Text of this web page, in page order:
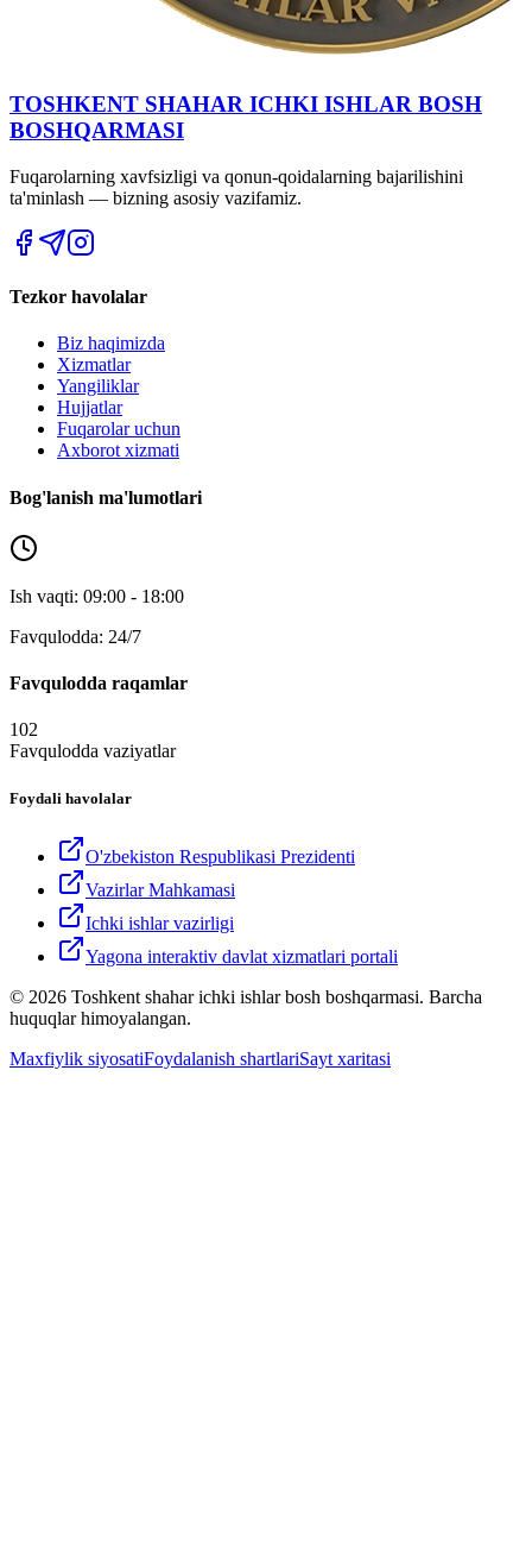
TOSHKENT SHAHAR IСHKI ISHLAR BOSH
BOSHQARMASI
Fuqarolarning xavfsizligi va qonun-qoidalarning bajarilishini
ta'minlash — bizning asosiy vazifamiz.
Tezkor havolalar
Biz haqimizda
Xizmatlar
Yangiliklar
Hujjatlar
Fuqarolar uchun
Axborot xizmati
Bog'lanish ma'lumotlari
Ish vaqti: 09:00 - 18:00
Favqulodda: 24/7
Favqulodda raqamlar
102
Favqulodda vaziyatlar
Foydali havolalar
O'zbekiston Respublikasi Prezidenti
Vazirlar Mahkamasi
Ichki ishlar vazirligi
Yagona interaktiv davlat xizmatlari portali
© 2026 Toshkent shahar ichki ishlar bosh boshqarmasi. Barcha
huquqlar himoyalangan.
Maxfiylik siyosatiFoydalanish shartlariSayt xaritasi